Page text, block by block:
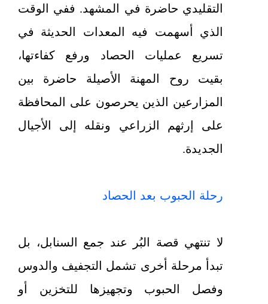
التقليدي حاضرة في المشهد. ففي الوقت
الذي أسهمت فيه المعدات الحديثة في
تسريع عمليات الحصاد ورفع كفاءتها،
بقيت روح المهنة الأصيلة حاضرة بين
المزارعين الذين يحرصون على المحافظة
على إرثهم الزراعي ونقله إلى الأجيال
الجديدة.
رحلة الحبوب بعد الحصاد
لا تنتهي قصة البُر عند جمع السنابل، بل
تبدأ مرحلة أخرى تشمل التجفيف والدوس
وفصل الحبوب وتجهيزها للتخزين أو